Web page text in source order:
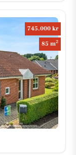
745.000 kr
85 m2